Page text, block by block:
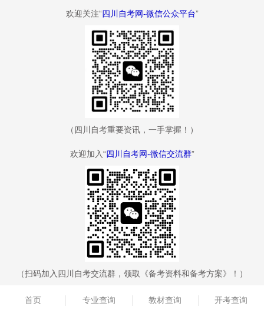
欢迎关注“四川自考网-微信公众平台”
（四川自考重要资讯，一手掌握！）
欢迎加入“四川自考网-微信交流群”
（扫码加入四川自考交流群，领取《备考资料和备考方案》！）
首页 专业查询 教材查询 开考查询